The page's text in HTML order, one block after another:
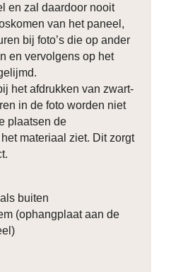
en zal daardoor nooit
van het paneel,
bij foto’s die op ander
en vervolgens op het
het afdrukken van zwart-
in de foto worden niet
plaatsen de
materiaal ziet. Dit zorgt
buiten
(ophangplaat aan de